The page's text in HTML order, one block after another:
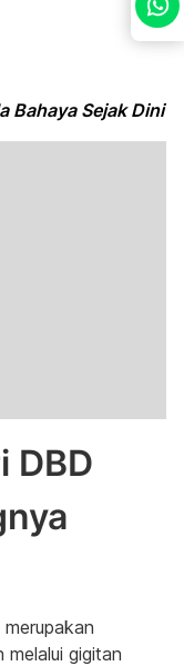
Bahaya Sejak Dini
DBD
gigitan